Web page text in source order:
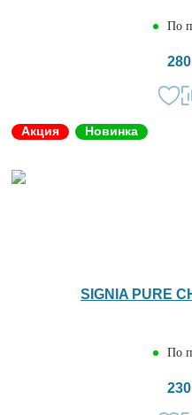
По
Акция Новинка
SIGNIA PURE
По